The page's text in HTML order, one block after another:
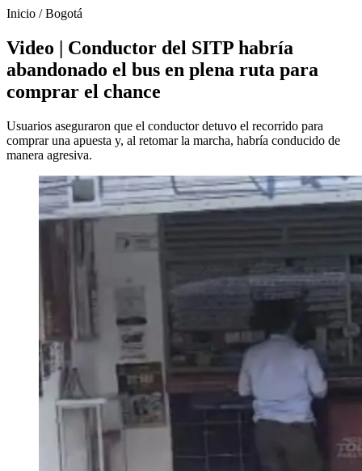
Inicio /Bogotá
Video | Conductor del SITP habría
abandonado el bus en plena ruta para
comprar el chance
Usuarios aseguraron que el conductor detuvo el recorrido para
comprar una apuesta y, al retomar la marcha, habría conducido de
manera agresiva.